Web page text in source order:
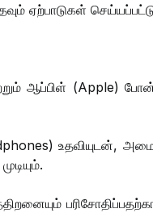
ஏற்பாடுகள்
ஆப்பிள் (Apple)
உதவியுடன்,